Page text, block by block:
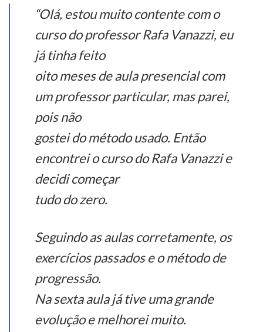
“Olá, estou muito contente com o
curso do professor Rafa Vanazzi, eu
já tinha feito
oito meses de aula presencial com
um professor particular, mas parei,
pois não
gostei do método usado. Então
encontrei o curso do Rafa Vanazzi e
decidi começar
tudo do zero.
Seguindo as aulas corretamente, os
exercícios passados e o método de
progressão.
Na sexta aula já tive uma grande
evolução e melhorei muito.